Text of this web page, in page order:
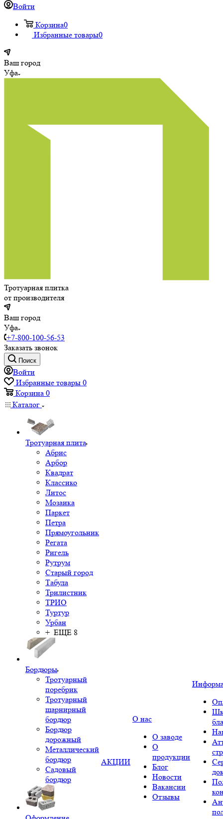
Войти
Корзина0
Избранные товары0
Ваш город
Уфа
Тротуарная плитка
от производителя
Ваш город
Уфа
+7-800-100-56-53
Заказать звонок
Поиск
Войти
Избранные товары 0
Корзина 0
Каталог
Тротуарная плита
Абрис
Арбор
Квадрат
Классико
Литос
Мозаика
Паркет
Петра
Прямоугольник
Регата
Ригель
Рутрум
Старый город
Табула
Трилистник
ТРИО
Туртур
Урбан
+ ЕЩЕ 8
Бордюры
Тротуарный
поребрик
Тротуарный
шарнирный
бордюр
Бордюр
дорожный
Металлический
бордюр
Садовый
бордюр
АКЦИИ
О нас
О заводе
О
продукции
Блог
Новости
Вакансии
Отзывы